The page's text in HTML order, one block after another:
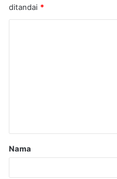
ditandai *
Nama